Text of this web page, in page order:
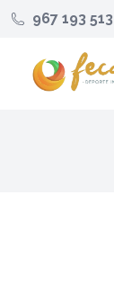
967 193 513